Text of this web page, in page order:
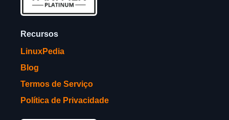
Recursos
LinuxPedia
Blog
Termos de Serviço
Política de Privacidade